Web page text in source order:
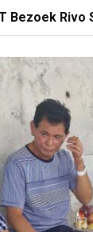
Bezoek Rivo